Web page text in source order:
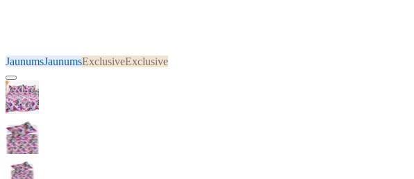
JaunumsJaunumsExclusiveExclusive